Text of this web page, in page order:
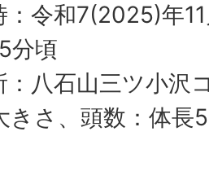
：令和7(2025)年
分頃
：八石山三ツ小沢
きさ、頭数：体長